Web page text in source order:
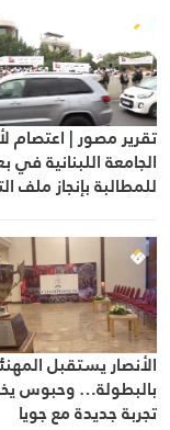
تقرير مصور | اعتصام
الجامعة اللبنانية في
للمطالبة بإنجاز ملف
الأنصار يستقبل
بالبطولة… وحبوس
تجربة جديدة مع جويا